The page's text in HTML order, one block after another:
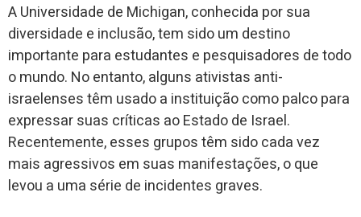
A Universidade de Michigan, conhecida por sua
diversidade e inclusão, tem sido um destino
importante para estudantes e pesquisadores de todo
o mundo. No entanto, alguns ativistas anti-
israelenses têm usado a instituição como palco para
expressar suas críticas ao Estado de Israel.
Recentemente, esses grupos têm sido cada vez
mais agressivos em suas manifestações, o que
levou a uma série de incidentes graves.